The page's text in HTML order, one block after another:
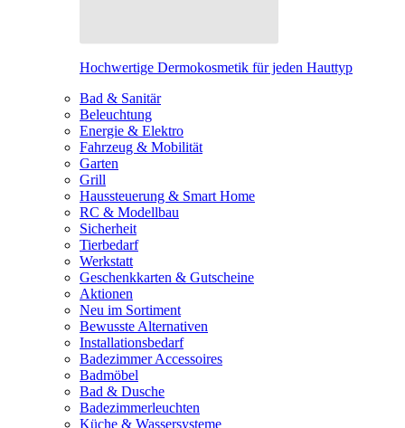
Hochwertige Dermokosmetik für jeden Hauttyp
Bad & Sanitär
Beleuchtung
Energie & Elektro
Fahrzeug & Mobilität
Garten
Grill
Haussteuerung & Smart Home
RC & Modellbau
Sicherheit
Tierbedarf
Werkstatt
Geschenkkarten & Gutscheine
Aktionen
Neu im Sortiment
Bewusste Alternativen
Installationsbedarf
Badezimmer Accessoires
Badmöbel
Bad & Dusche
Badezimmerleuchten
Küche & Wassersysteme